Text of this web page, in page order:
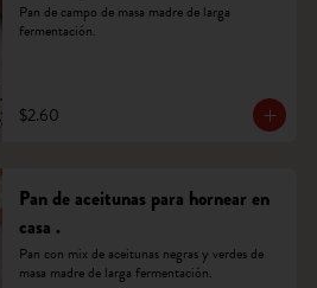
Pan de campo de masa madre de larga
fermentación.
$2.60
Pan de aceitunas para hornear en
casa .
Pan con mix de aceitunas negras y verdes de
masa madre de larga fermentación.